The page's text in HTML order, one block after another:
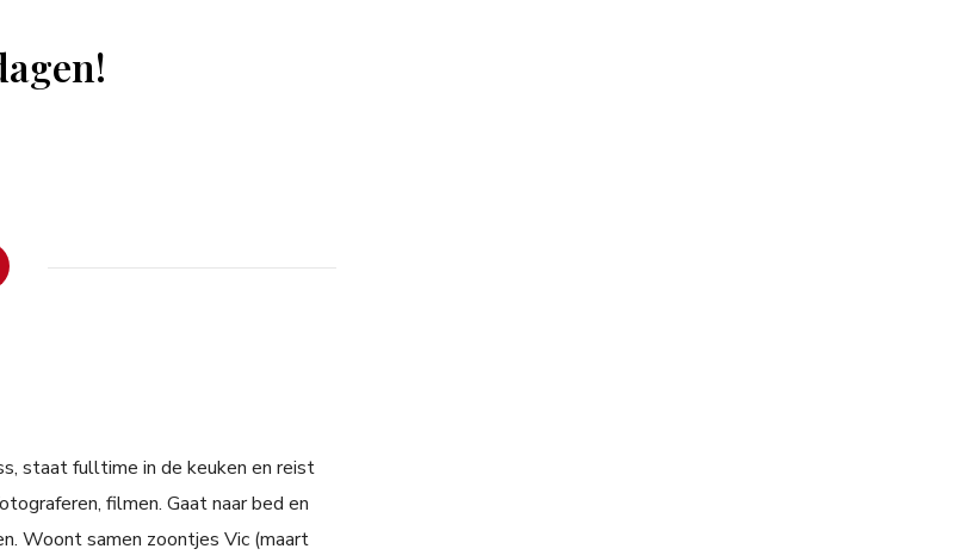
staat fulltime in de keuken en reist
filmen. Gaat naar bed en
Woont samen zoontjes Vic (maart